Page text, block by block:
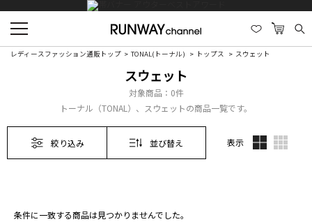
レディースファッション通販トップ TONAL(トーナル) トップス スウェット
スウェット
対象商品： 0件
トーナル（TONAL）、スウェットの商品一覧です。
絞り込み 並び替え 表示
条件に一致する商品は見つかりませんでした。